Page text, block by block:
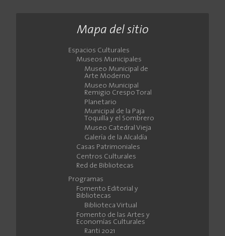
Mapa del sitio
Espacios Culturales
Museos Municipales
Museo Municipal de
Arte Moderno
Museo Municipal
Remigio Crespo Toral
Planetario
Municipal de la Paja
Toquilla y el Sombrero
Museo Catedral Vieja
Galería de la Alcaldía
Casas Patrimoniales
Centros Culturales
Red de Bibliotecas
Programas
Fomento Editorial y
Bibliotecas
Biblioteca Virtual
Fomento de las Artes y
Economías Culturales
Ranti 2021